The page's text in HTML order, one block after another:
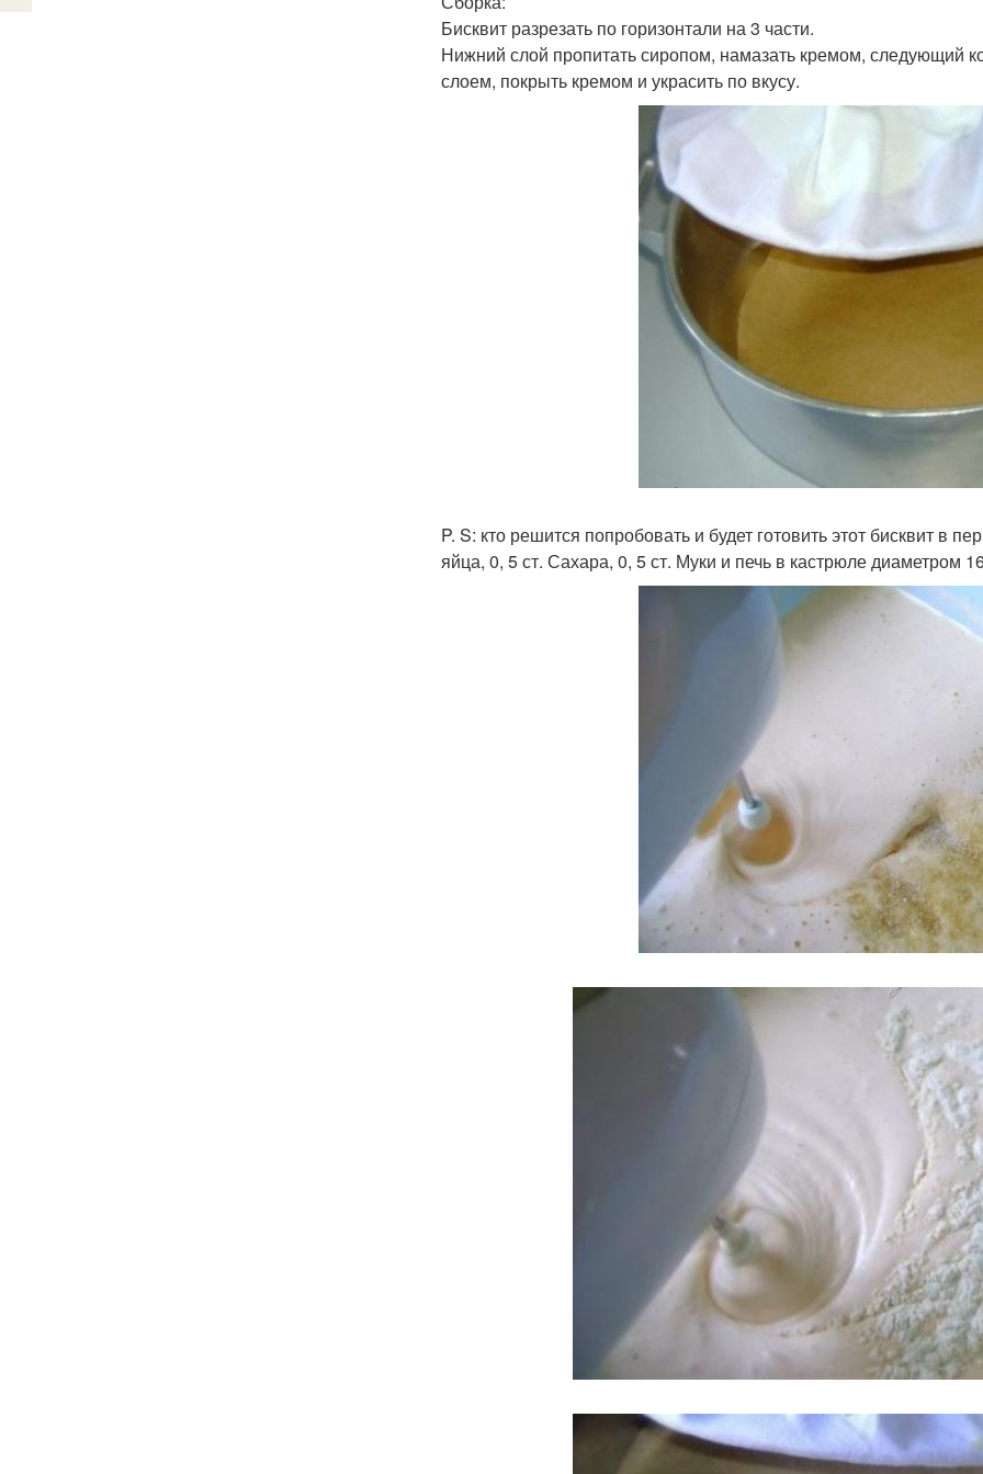
Бисквит разрезать по горизонтали на 3 части.
Нижний слой пропитать сиропом, намазать кремом, следующий
слоем, покрыть кремом и украсить по вкусу.
P. S: кто решится попробовать и будет готовить этот бисквит в
яйца, 0, 5 ст. Сахара, 0, 5 ст. Муки и печь в кастрюле диаметром